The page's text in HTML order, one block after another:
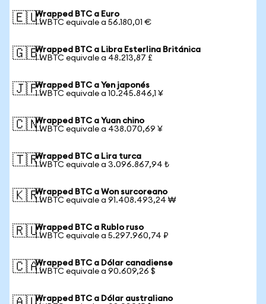
🇪🇺Wrapped BTC a Euro
1 WBTC equivale a 56.180,01 €
🇬🇧Wrapped BTC a Libra Esterlina Británica
1 WBTC equivale a 48.213,87 £
🇯🇵Wrapped BTC a Yen japonés
1 WBTC equivale a 10.245.846,1 ¥
🇨🇳Wrapped BTC a Yuan chino
1 WBTC equivale a 438.070,69 ¥
🇹🇷Wrapped BTC a Lira turca
1 WBTC equivale a 3.096.867,94 ₺
🇰🇷Wrapped BTC a Won surcoreano
1 WBTC equivale a 91.408.493,24 ₩
🇷🇺Wrapped BTC a Rublo ruso
1 WBTC equivale a 5.297.960,74 ₽
🇨🇦Wrapped BTC a Dólar canadiense
1 WBTC equivale a 90.609,26 $
Wrapped BTC a Dólar australiano